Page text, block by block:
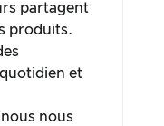
partagent
produits.
et
nous